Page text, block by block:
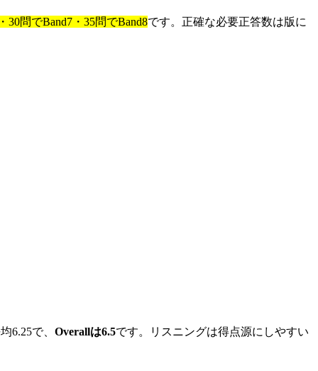
30問でBand7・35問でBand8です。正確な必要正答数は版に
6.25で、 Overallは6.5です。リスニングは得点源にしやすい